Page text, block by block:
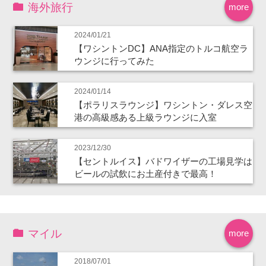
more
海外旅行
2024/01/21
【ワシントンDC】ANA指定のトルコ航空ラ
ウンジに行ってみた
2024/01/14
【ポラリスラウンジ】ワシントン・ダレス空
港の高級感ある上級ラウンジに入室
2023/12/30
【セントルイス】バドワイザーの工場見学は
ビールの試飲にお土産付きで最高！
more
マイル
2018/07/01